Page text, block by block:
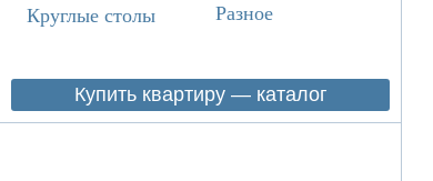
Круглые столы
Разное
Купить квартиру — каталог